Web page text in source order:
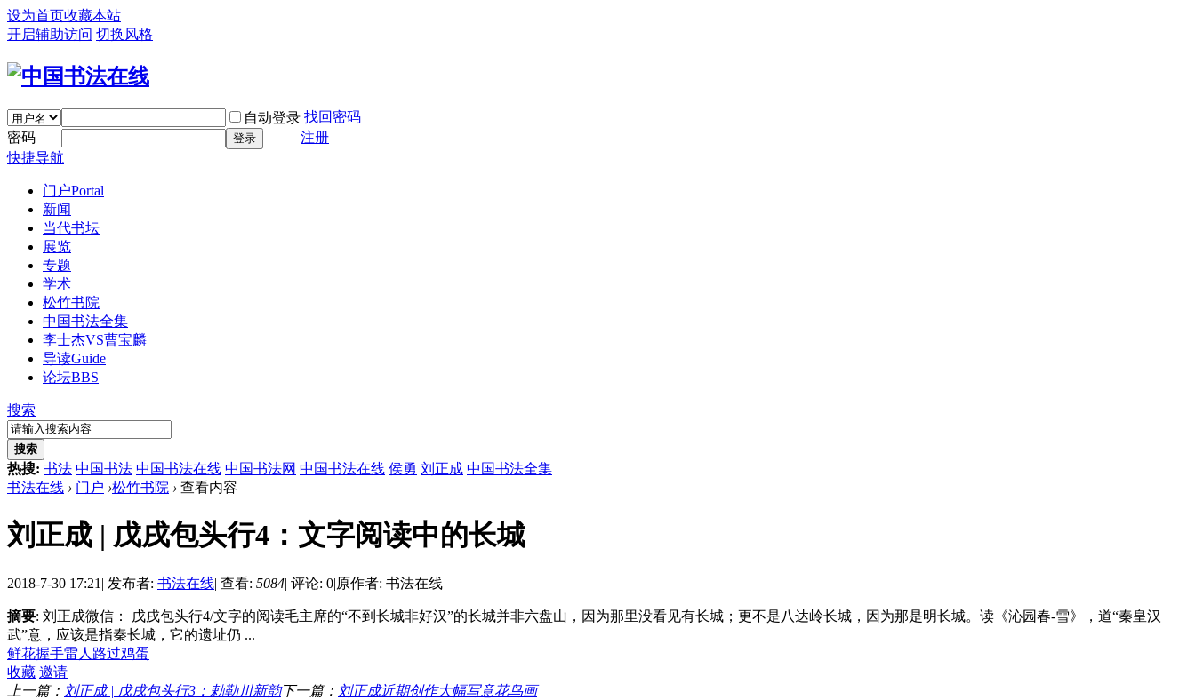
设为首页收藏本站
开启辅助访问 切换风格
自动登录 找回密码
密码
登录
注册
快捷导航
门户Portal
新闻
当代书坛
展览
专题
学术
松竹书院
中国书法全集
李士杰VS曹宝麟
导读Guide
论坛BBS
搜索
搜索
热搜: 书法 中国书法 中国书法在线 中国书法网 中国书法在线 侯勇 刘正成 中国书法全集
书法在线 › 门户 ›松竹书院 › 查看内容
刘正成 | 戊戌包头行4：文字阅读中的长城
2018-7-30 17:21 | 发布者: 书法在线| 查看: 5084| 评论: 0|原作者: 书法在线
摘要: 刘正成微信： 戊戌包头行4/文字的阅读毛主席的“不到长城非好汉”的长城并非六盘山，因为那里没看见有长城；更不是八达岭长城，因为那是明长城。读《沁园春-雪》，道“秦皇汉
武”意，应该是指秦长城，它的遗址仍 ...
鲜花握手雷人 路过鸡蛋
收藏 邀请
上一篇： 刘正成 | 戊戌包头行3：勅勒川新韵下一篇： 刘正成近期创作大幅写意花鸟画